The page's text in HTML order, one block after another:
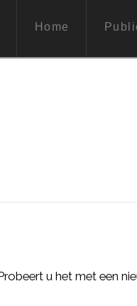
Home
u het met een